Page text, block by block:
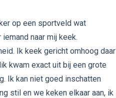
op een sportveld wat
naar mij keek.
Ik keek gericht omhoog daar
kwam exact uit bij een grote
Ik kan niet goed inschatten
stil en we keken elkaar aan, ik